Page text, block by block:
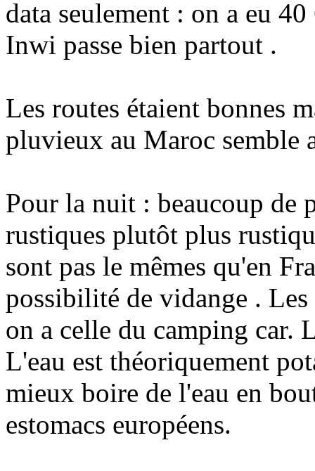
data seulement : on a eu
Inwi passe bien partout .
Les routes étaient bonnes
pluvieux au Maroc semble
Pour la nuit : beaucoup de
rustiques plutôt plus
sont pas le mêmes qu'en
possibilité de vidange .
on a celle du camping car.
L'eau est théoriquement
mieux boire de l'eau en
estomacs européens.